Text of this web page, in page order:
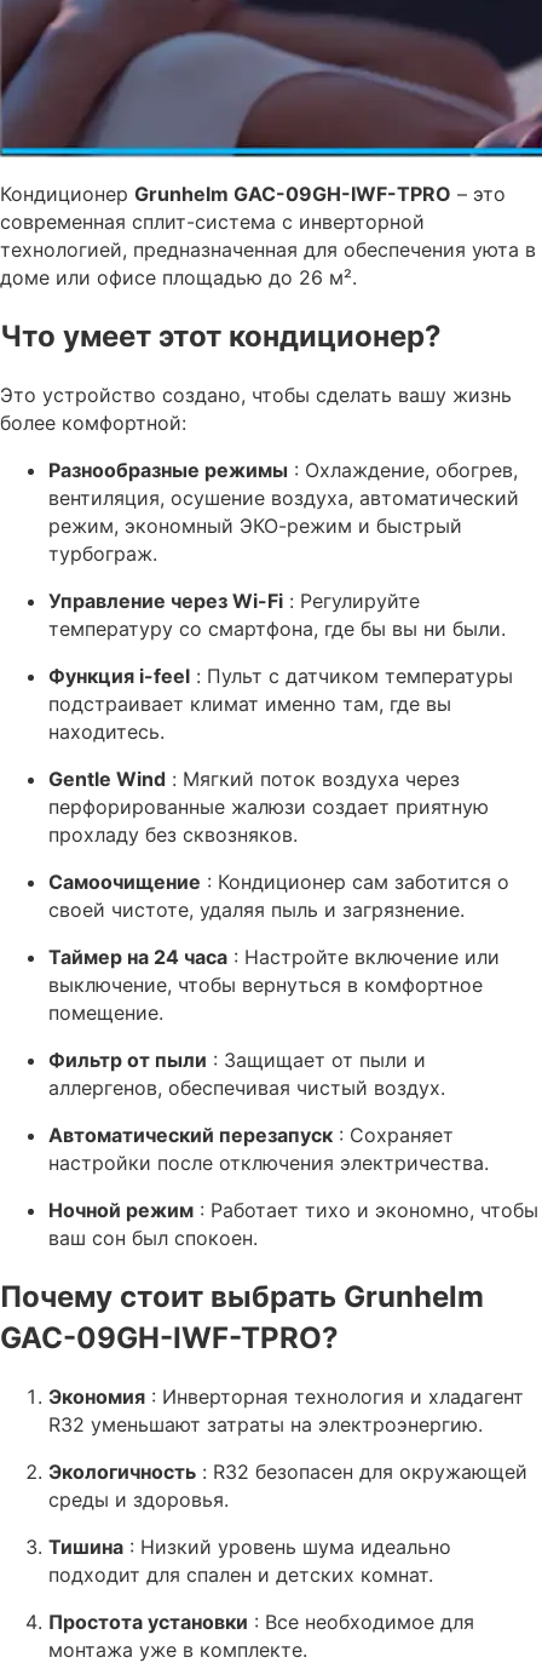
Кондиционер Grunhelm GAC-09GH-IWF-TPRO – это
современная сплит-система с инверторной
технологией, предназначенная для обеспечения уюта в
доме или офисе площадью до 26 м².
Что умеет этот кондиционер?
Это устройство создано, чтобы сделать вашу жизнь
более комфортной:
Разнообразные режимы : Охлаждение, обогрев,
вентиляция, осушение воздуха, автоматический
режим, экономный ЭКО-режим и быстрый
турбограж.
Управление через Wi-Fi : Регулируйте
температуру со смартфона, где бы вы ни были.
Функция i-feel : Пульт с датчиком температуры
подстраивает климат именно там, где вы
находитесь.
Gentle Wind : Мягкий поток воздуха через
перфорированные жалюзи создает приятную
прохладу без сквозняков.
Самоочищение : Кондиционер сам заботится о
своей чистоте, удаляя пыль и загрязнение.
Таймер на 24 часа : Настройте включение или
выключение, чтобы вернуться в комфортное
помещение.
Фильтр от пыли : Защищает от пыли и
аллергенов, обеспечивая чистый воздух.
Автоматический перезапуск : Сохраняет
настройки после отключения электричества.
Ночной режим : Работает тихо и экономно, чтобы
ваш сон был спокоен.
Почему стоит выбрать Grunhelm
GAC-09GH-IWF-TPRO?
Экономия : Инверторная технология и хладагент
R32 уменьшают затраты на электроэнергию.
Экологичность : R32 безопасен для окружающей
среды и здоровья.
Тишина : Низкий уровень шума идеально
подходит для спален и детских комнат.
Простота установки : Все необходимое для
монтажа уже в комплекте.